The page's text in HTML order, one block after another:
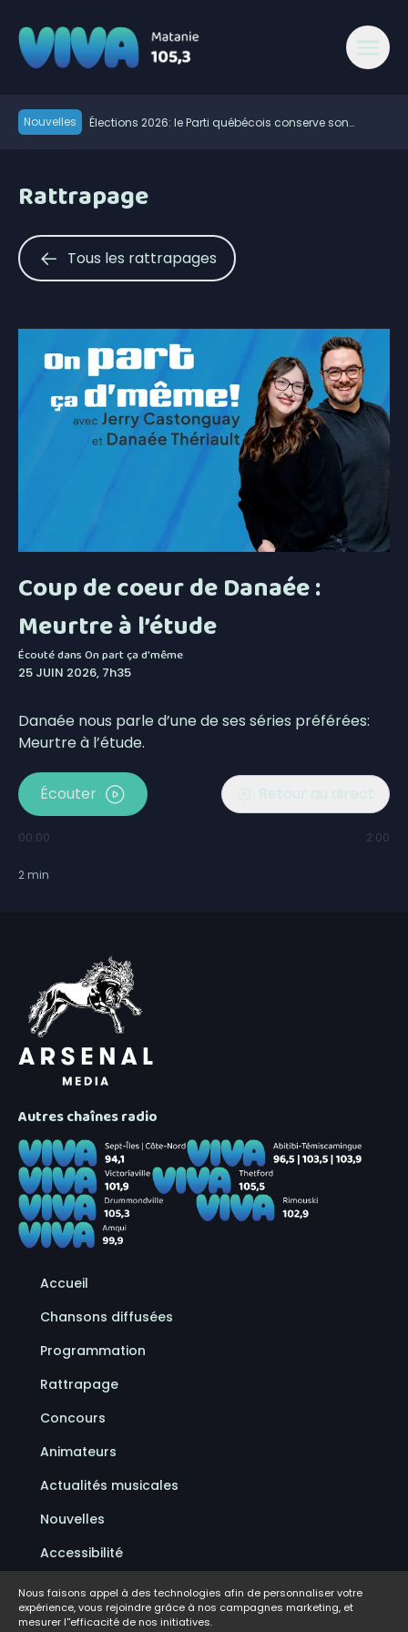
Nouvelles
Élections 2026: le Parti québécois conserve son
de la division masculine de la Ligue de balle de L’Est
Les travaux d’asphaltage reprendront à Saint-Ulric
Tour ce 7 août
Début de la 38e campagne de porte-à-porte de
l’Association du cancer de l’Est du Québec
Rouler entre Saint-Jean-sur-Richelieu et Sayabec
Les expropriés du Parc Forillon réclament leurs biens
900 foyers sont sans électricité à Matane
Rattrapage
Tous les rattrapages
Coup de coeur de Danaée :
Meurtre à l’étude
Écouté dansOn part ça d'même
25 JUIN 2026, 7h35
Danaée nous parle d’une de ses séries préférées:
Meurtre à l’étude.
Écouter Retour au direct
00:00 2:00
2 min
Autres chaînes radio
Accueil
Chansons diffusées
Programmation
Rattrapage
Concours
Animateurs
Actualités musicales
Nouvelles
Accessibilité
Politique de confidentialité
Conditions d'utilisation
Nous faisons appel à des technologies afin de personnaliser votre
expérience, vous rejoindre grâce à nos campagnes marketing, et
mesurer l''efficacité de nos initiatives.